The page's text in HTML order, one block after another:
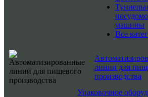
машины
Все
линии для
производства
Упаковочное